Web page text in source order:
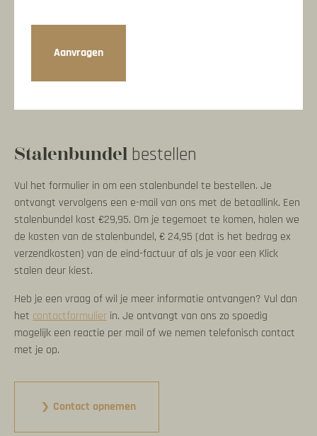
Stalenbundel bestellen
Vul het formulier in om een stalenbundel te bestellen. Je
ontvangt vervolgens een e-mail van ons met de betaallink. Een
stalenbundel kost €29,95. Om je tegemoet te komen, halen we
de kosten van de stalenbundel, € 24,95 (dat is het bedrag ex
verzendkosten) van de eind-factuur af als je voor een Klick
stalen deur kiest.
Heb je een vraag of wil je meer informatie ontvangen? Vul dan
het contactformulier in. Je ontvangt van ons zo spoedig
mogelijk een reactie per mail of we nemen telefonisch contact
met je op.
Contact opnemen